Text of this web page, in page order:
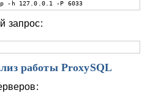
-h 127.0.0.1 -P 6033
запрос:
работы ProxySQL